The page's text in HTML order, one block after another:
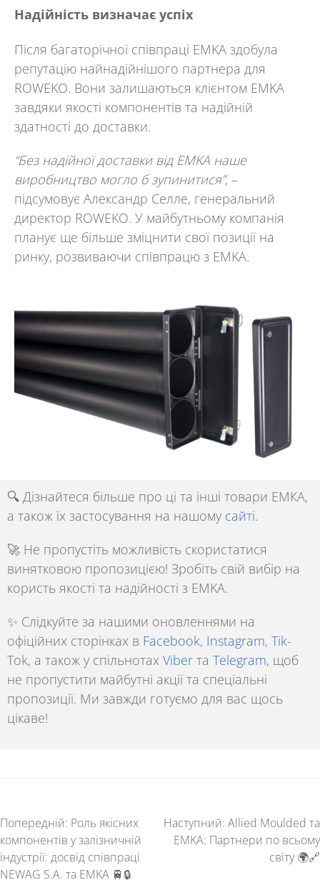
Надійність визначає успіх
Після багаторічної співпраці EMKA здобула
репутацію найнадійнішого партнера для
ROWEKO. Вони залишаються клієнтом EMKA
завдяки якості компонентів та надійній
здатності до доставки.
“Без надійної доставки від EMKA наше
виробництво могло б зупинитися”, –
підсумовує Александр Селле, генеральний
директор ROWEKO. У майбутньому компанія
планує ще більше зміцнити свої позиції на
ринку, розвиваючи співпрацю з EMKA.
🔍 Дізнайтеся більше про ці та інші товари ЕМКА,
а також їх застосування на нашому сайті.
🚀 Не пропустіть можливість скористатися
винятковою пропозицією! Зробіть свій вибір на
користь якості та надійності з EMKA.
✨ Слідкуйте за нашими оновленнями на
офіційних сторінках в Facebook, Instagram, Tik-
Tok, а також у спільнотах Viber та Telegram, щоб
не пропустити майбутні акції та спеціальні
пропозиції. Ми завжди готуємо для вас щось
цікаве!
Попередній: Роль якісних
компонентів у залізничній
індустрії: досвід співпраці
NEWAG S.A. та EMKA 🚆🔒
Наступний: Allied Moulded та
EMKA: Партнери по всьому
світу 🌍🔗